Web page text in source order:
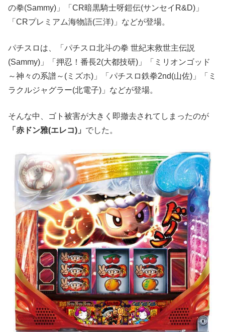
の拳(Sammy)」「CR暗黒騎士呀鎧伝(サンセイR&D)」
「CRプレミアム海物語(三洋)」などが登場。
パチスロは、「パチスロ北斗の拳 世紀末救世主伝説
(Sammy)」「押忍！番長2(大都技研)」「ミリオンゴッド
～神々の系譜～(ミズホ)」「パチスロ鉄拳2nd(山佐)」「ミ
ラクルジャグラー(北電子)」などが登場。
そんな中、ゴト被害が大きく即撤去されてしまったのが
「赤ドン雅(エレコ)」 でした。